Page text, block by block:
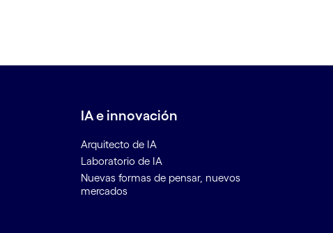
IA e innovación
Arquitecto de IA
Laboratorio de IA
Nuevas formas de pensar, nuevos
mercados